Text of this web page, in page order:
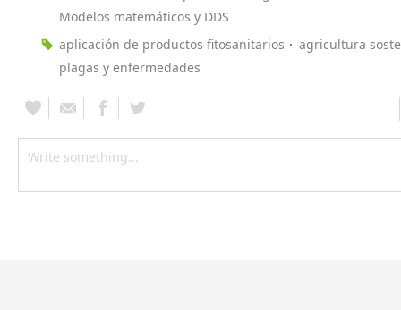
Modelos matemáticos y DDS
aplicación de productos fitosanitarios
agricultura
plagas y enfermedades